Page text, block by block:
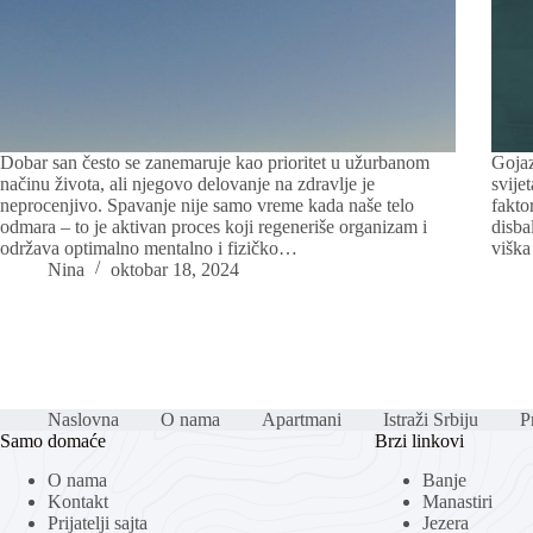
Dobar san često se zanemaruje kao prioritet u užurbanom
načinu života, ali njegovo delovanje na zdravlje je
neprocenjivo. Spavanje nije samo vreme kada naše telo
odmara – to je aktivan proces koji regeneriše organizam i
održava optimalno mentalno i fizičko…
Nina
oktobar 18, 2024
Naslovna O nama Apartmani Istraži Srbiju
Samo domaće
O nama
Kontakt
Prijatelji sajta
Brzi linkovi
Banje
Manastiri
Jezera